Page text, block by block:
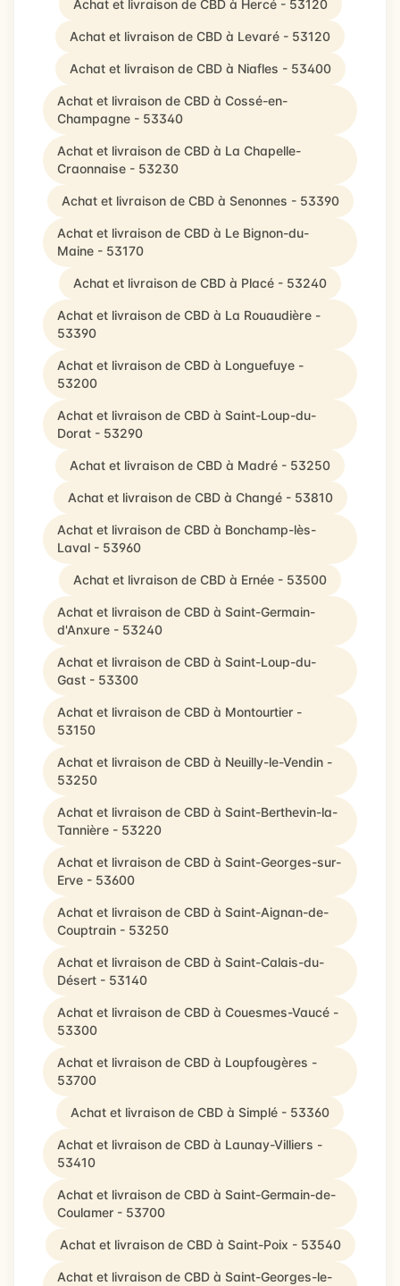
Achat et livraison de CBD à Hercé - 53120
Achat et livraison de CBD à Levaré - 53120
Achat et livraison de CBD à Niafles - 53400
Achat et livraison de CBD à Cossé-en-
Champagne - 53340
Achat et livraison de CBD à La Chapelle-
Craonnaise - 53230
Achat et livraison de CBD à Senonnes - 53390
Achat et livraison de CBD à Le Bignon-du-
Maine - 53170
Achat et livraison de CBD à Placé - 53240
Achat et livraison de CBD à La Rouaudière -
53390
Achat et livraison de CBD à Longuefuye -
53200
Achat et livraison de CBD à Saint-Loup-du-
Dorat - 53290
Achat et livraison de CBD à Madré - 53250
Achat et livraison de CBD à Changé - 53810
Achat et livraison de CBD à Bonchamp-lès-
Laval - 53960
Achat et livraison de CBD à Ernée - 53500
Achat et livraison de CBD à Saint-Germain-
d'Anxure - 53240
Achat et livraison de CBD à Saint-Loup-du-
Gast - 53300
Achat et livraison de CBD à Montourtier -
53150
Achat et livraison de CBD à Neuilly-le-Vendin -
53250
Achat et livraison de CBD à Saint-Berthevin-la-
Tannière - 53220
Achat et livraison de CBD à Saint-Georges-sur-
Erve - 53600
Achat et livraison de CBD à Saint-Aignan-de-
Couptrain - 53250
Achat et livraison de CBD à Saint-Calais-du-
Désert - 53140
Achat et livraison de CBD à Couesmes-Vaucé -
53300
Achat et livraison de CBD à Loupfougères -
53700
Achat et livraison de CBD à Simplé - 53360
Achat et livraison de CBD à Launay-Villiers -
53410
Achat et livraison de CBD à Saint-Germain-de-
Coulamer - 53700
Achat et livraison de CBD à Saint-Poix - 53540
Achat et livraison de CBD à Saint-Georges-le-